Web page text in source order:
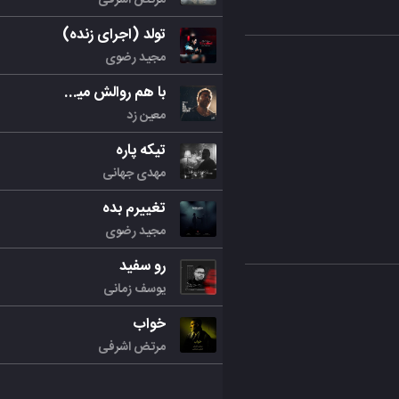
تولد (اجرای زنده)
مجید رضوی
با هم روالش میکنیم
معین زد
تیکه پاره
مهدی جهانی
تغییرم بده
مجید رضوی
رو سفید
یوسف زمانی
خواب
مرتض اشرفی